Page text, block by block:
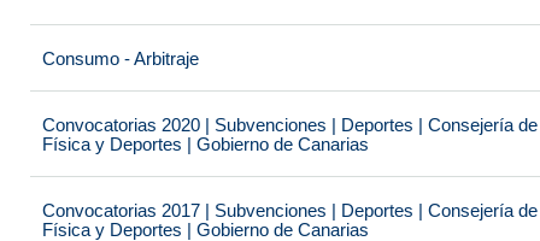
Consumo - Arbitraje
Convocatorias 2020 | Subvenciones | Deportes | Consejería
Física y Deportes | Gobierno de Canarias
Convocatorias 2017 | Subvenciones | Deportes | Consejería
Física y Deportes | Gobierno de Canarias